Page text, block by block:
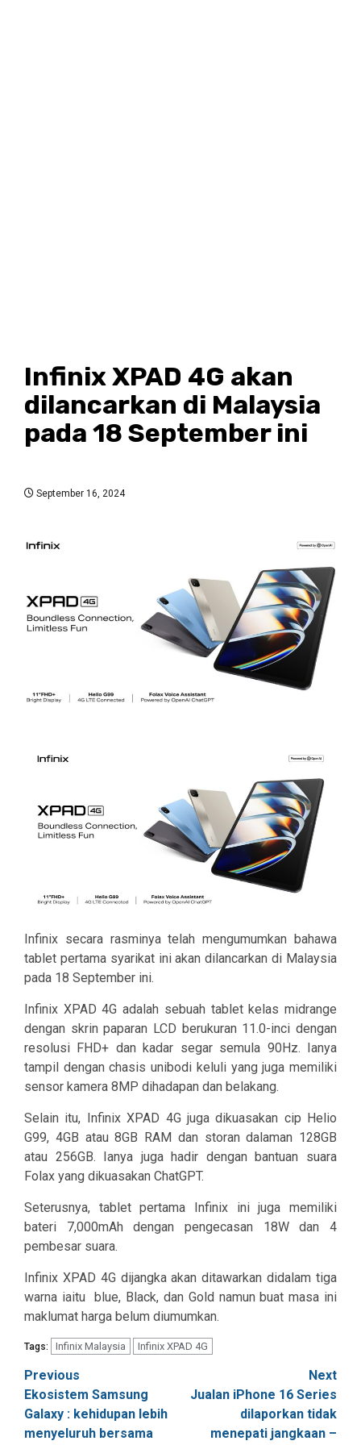
Infinix XPAD 4G akan
dilancarkan di Malaysia
pada 18 September ini
September 16, 2024
Infinix secara rasminya telah mengumumkan bahawa
tablet pertama syarikat ini akan dilancarkan di Malaysia
pada 18 September ini.
Infinix XPAD 4G adalah sebuah tablet kelas midrange
dengan skrin paparan LCD berukuran 11.0-inci dengan
resolusi FHD+ dan kadar segar semula 90Hz. Ianya
tampil dengan chasis unibodi keluli yang juga memiliki
sensor kamera 8MP dihadapan dan belakang.
Selain itu, Infinix XPAD 4G juga dikuasakan cip Helio
G99, 4GB atau 8GB RAM dan storan dalaman 128GB
atau 256GB. Ianya juga hadir dengan bantuan suara
Folax yang dikuasakan ChatGPT.
Seterusnya, tablet pertama Infinix ini juga memiliki
bateri 7,000mAh dengan pengecasan 18W dan 4
pembesar suara.
Infinix XPAD 4G dijangka akan ditawarkan didalam tiga
warna iaitu
blue, Black, dan Gold namun buat masa ini
maklumat harga belum diumumkan.
Tags: Infinix Malaysia Infinix XPAD 4G
Post
navigation
Previous
Ekosistem Samsung
Galaxy : kehidupan lebih
menyeluruh bersama
Next
Jualan iPhone 16 Series
dilaporkan tidak
menepati jangkaan –